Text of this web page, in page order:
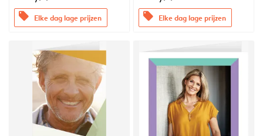
offers Elke dag lage prijzen offers Elke dag lage prijzen